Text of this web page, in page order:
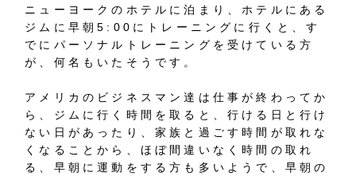
ニューヨークのホテルに泊まり、ホテルにある
ジムに早朝5:00にトレーニングに行くと、す
でにパーソナルトレーニングを受けている方
が、何名もいたそうです。
アメリカのビジネスマン達は仕事が終わってか
ら、ジムに行く時間を取ると、行ける日と行け
ない日があったり、家族と過ごす時間が取れな
くなることから、ほぼ間違いなく時間の取れ
る、早朝に運動をする方も多いようで、早朝の